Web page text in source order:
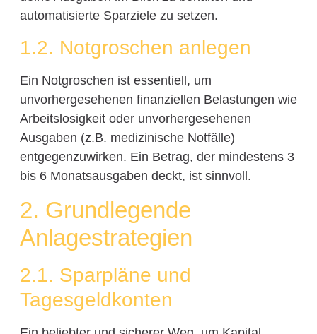
automatisierte Sparziele zu setzen.
1.2. Notgroschen anlegen
Ein Notgroschen ist essentiell, um
unvorhergesehenen finanziellen Belastungen wie
Arbeitslosigkeit oder unvorhergesehenen
Ausgaben (z.B. medizinische Notfälle)
entgegenzuwirken. Ein Betrag, der mindestens 3
bis 6 Monatsausgaben deckt, ist sinnvoll.
2. Grundlegende
Anlagestrategien
2.1. Sparpläne und
Tagesgeldkonten